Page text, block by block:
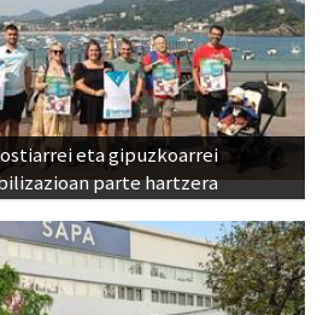
eta gipuzkoarrei
parte hartzera